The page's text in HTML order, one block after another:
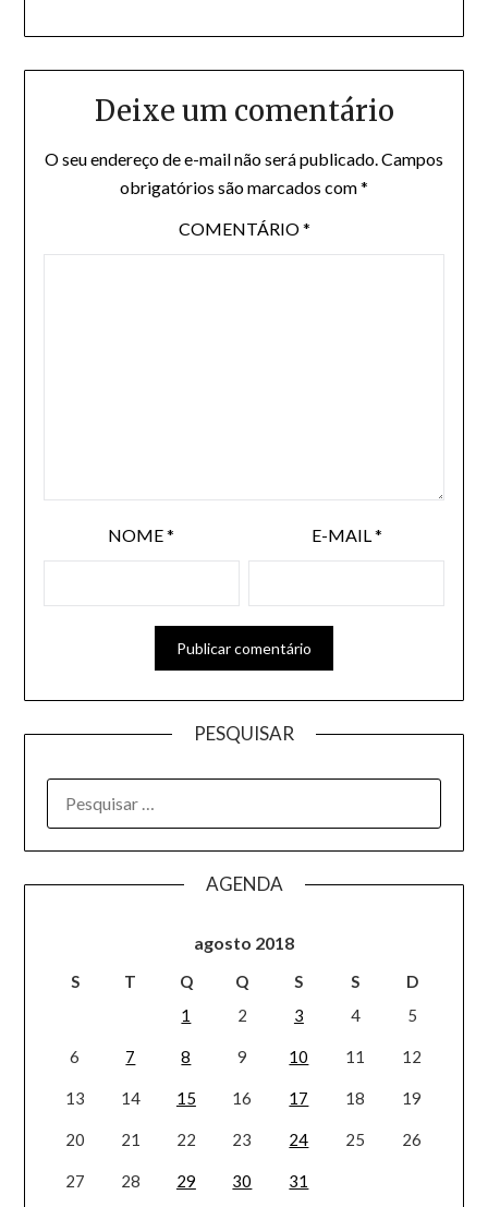
Deixe um comentário
O seu endereço de e-mail não será publicado.Campos
obrigatórios são marcados com*
COMENTÁRIO*
NOME* E-MAIL*
PESQUISAR
AGENDA
agosto 2018
S T Q Q S S
D
1
2 3 4 5
6 7 8 9 10 11 12
13 14 15 16 17 18 19
20 21 22 23 24 25 26
27 28 29 30
31